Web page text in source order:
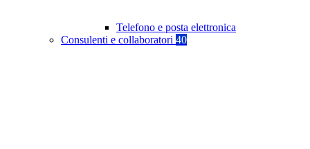
Telefono e posta elettronica
Consulenti e collaboratori 40